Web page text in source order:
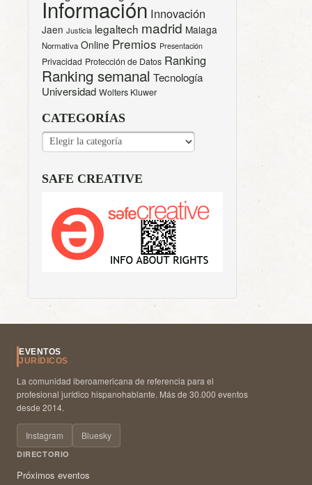
Información Innovación
Jaen Justicia legaltech madrid Malaga
Normativa Online Premios Presentación
Privacidad Protección de Datos Ranking
Ranking semanal Tecnología
Universidad Wolters Kluwer
CATEGORÍAS
CATEGORÍAS
SAFE CREATIVE
EVENTOS
JURÍDICOS
La comunidad iberoamericana de referencia para el
profesional jurídico hispanohablante. Más de 30.000 eventos
desde 2014.
Instagram Bluesky
DIRECTORIO
Próximos eventos